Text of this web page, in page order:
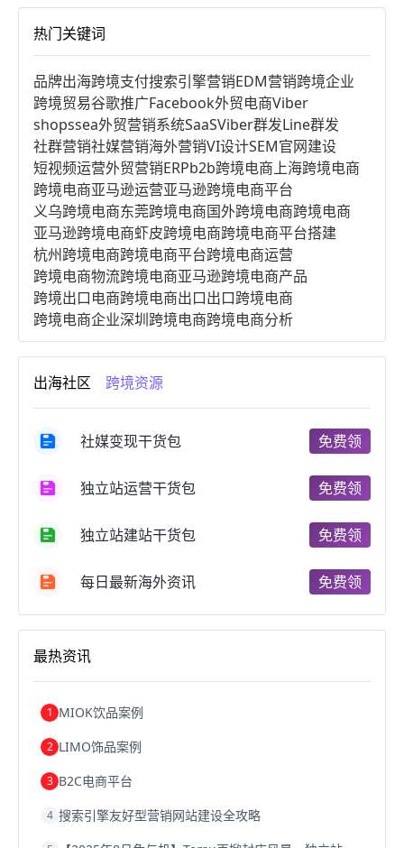
热门关键词
品牌出海跨境支付搜索引擎营销EDM营销跨境企业
跨境贸易谷歌推广Facebook外贸电商Viber
shopssea外贸营销系统SaaSViber群发Line群发
社群营销社媒营销海外营销VI设计SEM官网建设
短视频运营外贸营销ERPb2b跨境电商上海跨境电商
跨境电商亚马逊运营亚马逊跨境电商平台
义乌跨境电商东莞跨境电商国外跨境电商跨境电商
亚马逊跨境电商虾皮跨境电商跨境电商平台搭建
杭州跨境电商跨境电商平台跨境电商运营
跨境电商物流跨境电商亚马逊跨境电商产品
跨境出口电商跨境电商出口出口跨境电商
跨境电商企业深圳跨境电商跨境电商分析
进口跨境电商跨境电商服务广州跨境电商
跨境电商市场跨境电商创业跨境电商注册
跨境电商开店跨境电商营销
跨境电商商品个人跨境电商跨境电商案例
郑州跨境电商跨境电商趋势
跨境电商费用美国跨境电商
天津跨境电商东南亚跨境电商
跨境电商b2b阿里巴巴跨境电商
跨境电商关税
跨境电商建站
浙江跨境电商宁波跨境电商跨境电商的模式
跨境电商优势跨境电商的优势
出海社区 跨境资源
社媒变现干货包 免费领
独立站运营干货包 免费领
独立站建站干货包 免费领
每日最新海外资讯 免费领
最热资讯
1 MIOK饮品案例
2 LIMO饰品案例
3 B2C电商平台
4 搜索引擎友好型营销网站建设全攻略